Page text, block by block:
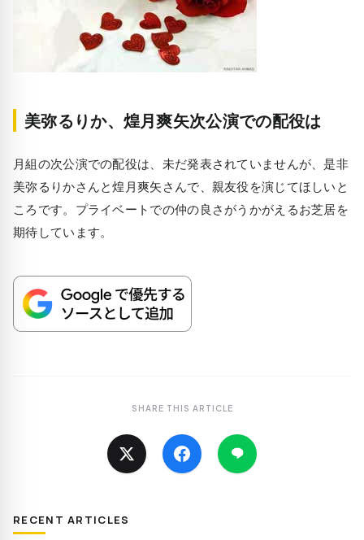
美弥るりか、煌月爽矢次公演での配役は
月組の次公演での配役は、未だ発表されていませんが、是非
美弥るりかさんと煌月爽矢さんで、親友役を演じてほしいと
ころです。プライベートでの仲の良さがうかがえるお芝居を
期待しています。
SHARE THIS ARTICLE
RECENT ARTICLES